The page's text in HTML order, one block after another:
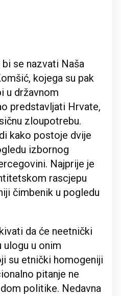
se nazvati Naša
kojega su pak
u državnom
predstavljati Hrvate,
zloupotrebu.
kako postoje dvije
izbornog
Najprije je
rascjepu
čimbenik u pogledu
da će neetnički
u onim
su etnički homogeniji
pitanje ne
politike. Nedavna